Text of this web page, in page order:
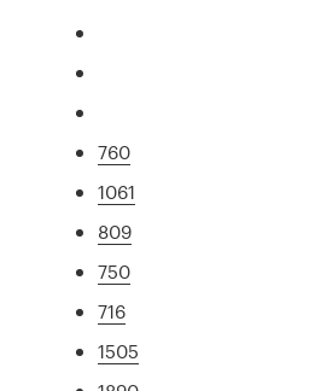
760
1061
809
750
716
1505